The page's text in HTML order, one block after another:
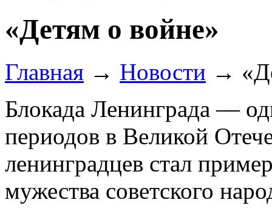
«Детям о войне»
Главная → Новости →
Блокада Ленинграда —
периодов в Великой
ленинградцев стал
мужества советского